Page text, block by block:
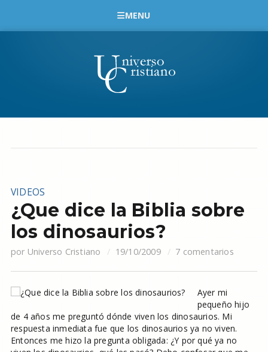
MENU
VIDEOS
¿Que dice la Biblia sobre
los dinosaurios?
por Universo Cristiano 19/10/2009 7 comentarios
Ayer mi
pequeño hijo
de 4 años me preguntó dónde viven los dinosaurios. Mi
respuesta inmediata fue que los dinosaurios ya no viven.
Entonces me hizo la pregunta obligada: ¿Y por qué ya no